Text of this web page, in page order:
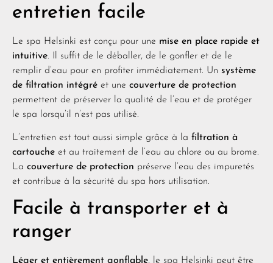
entretien facile
Le spa Helsinki est conçu pour une mise en place rapide et
intuitive. Il suffit de le déballer, de le gonfler et de le
remplir d’eau pour en profiter immédiatement. Un système
de filtration intégré et une couverture de protection
permettent de préserver la qualité de l’eau et de protéger
le spa lorsqu’il n’est pas utilisé.
L’entretien est tout aussi simple grâce à la filtration à
cartouche et au traitement de l’eau au chlore ou au brome.
La couverture de protection préserve l’eau des impuretés
et contribue à la sécurité du spa hors utilisation.
Facile à transporter et à
ranger
Léger et entièrement gonflable, le spa Helsinki peut être